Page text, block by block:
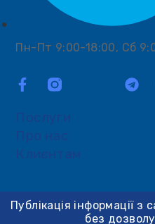
Послуги
Про нас
Клиєнтам
Пн-Пт 9:00-18:00, Сб
Публікація інформації з
без